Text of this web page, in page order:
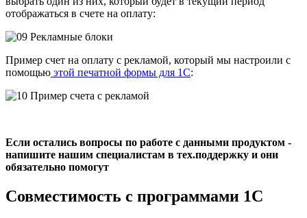
отображаться в счете на оплату:
Пример счет на оплату с рекламой, который мы настроили с
помощью этой печатной формы для 1С:
Если остались вопросы по работе с данными продуктом -
напишите нашим специалистам в тех.поддержку и они
обязательно помогут
Совместимость с программами 1С